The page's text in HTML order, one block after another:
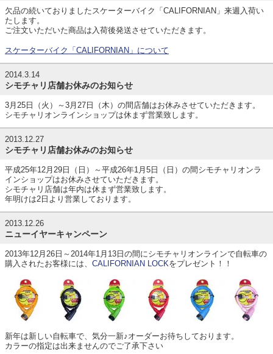
欠品の続いておりましたスケーターバイク「CALIFORNIAN」来週入荷い
たします。
ご注文いただいた商品は入荷後発送させていただきます。
スケーターバイク「CALIFORNIAN」について
2014.3.14
シモチャリ店舗お休みのお知らせ
3月25日（火）～3月27日（木）の間店舗はお休みさせていただきます。
シモチャリオンラインショップは休まず営業致します。
2013.12.27
シモチャリ店舗お休みのお知らせ
平成25年12月29日（日）～平成26年1月5日（日）の間シモチャリオンラ
インショップはお休みさせていただきます。
シモチャリ店舗は年内は休まず営業致します。
年明けは2日より営業しております。
2013.12.26
ニューイヤーキャンペーン
2013年12月26日～2014年1月13日の間にシモチャリオンラインで自転車の
購入されたお客様には、 CALIFORNIAN LOCKをプレゼント！！
新年は新しい自転車で、気分一新♪オーダーお待ちしております。
カラーの指定は出来ませんのでご了承下さい